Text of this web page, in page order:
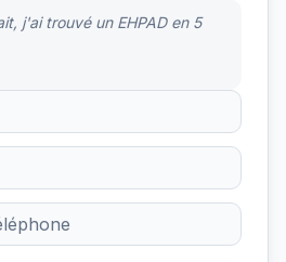
j'ai trouvé un EHPAD en 5